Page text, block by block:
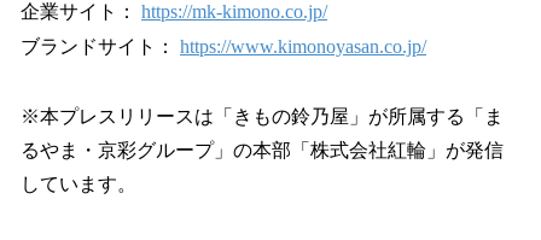
企業サイト： https://mk-kimono.co.jp/
ブランドサイト： https://www.kimonoyasan.co.jp/
※本プレスリリースは「きもの鈴乃屋」が所属する「ま
るやま・京彩グループ」の本部「株式会社紅輪」が発信
しています。